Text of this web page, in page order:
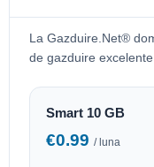
La Gazduire.Net®
de gazduire excelente
Smart 10 GB
€0.99 / luna